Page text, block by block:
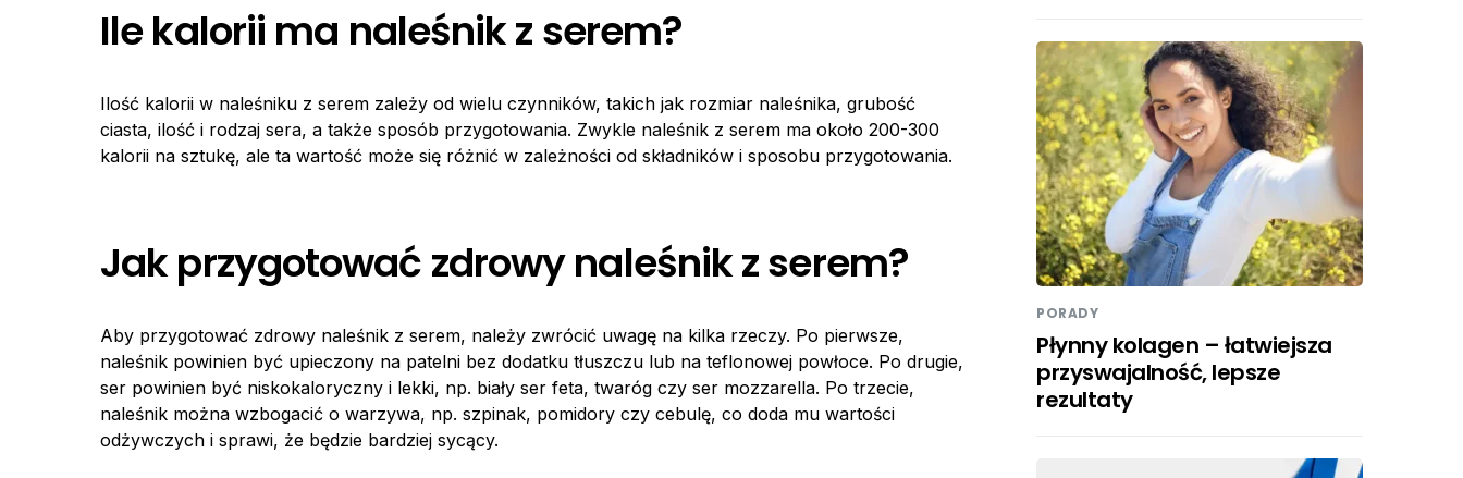
Ile kalorii ma naleśnik z serem?
Ilość kalorii w naleśniku z serem zależy od wielu czynników, takich jak rozmiar naleśnika, grubość
ciasta, ilość i rodzaj sera, a także sposób przygotowania. Zwykle naleśnik z serem ma około 200-300
kalorii na sztukę, ale ta wartość może się różnić w zależności od składników i sposobu przygotowania.
Jak przygotować zdrowy naleśnik z serem?
Aby przygotować zdrowy naleśnik z serem, należy zwrócić uwagę na kilka rzeczy. Po pierwsze,
naleśnik powinien być upieczony na patelni bez dodatku tłuszczu lub na teflonowej powłoce. Po drugie,
ser powinien być niskokaloryczny i lekki, np. biały ser feta, twaróg czy ser mozzarella. Po trzecie,
naleśnik można wzbogacić o warzywa, np. szpinak, pomidory czy cebulę, co doda mu wartości
odżywczych i sprawi, że będzie bardziej sycący.
PORADY
Płynny kolagen – łatwiejsza
przyswajalność, lepsze
rezultaty